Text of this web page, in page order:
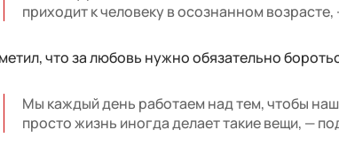
приходит к человеку в осознанном
что за любовь нужно обязательно
Мы каждый день работаем над тем, чтобы
просто жизнь иногда делает такие вещи, —